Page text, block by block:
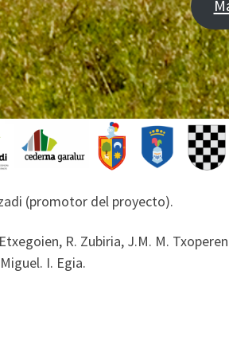
(promotor del proyecto).
R. Zubiria, J.M. M.
I. Egia.